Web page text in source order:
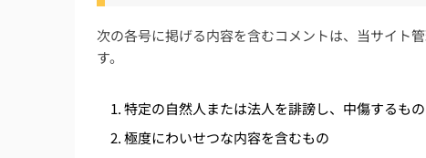
次の各号に掲げる内容を含むコメントは、当サイト
す。
特定の自然人または法人を誹謗し、中傷するもの
極度にわいせつな内容を含むもの